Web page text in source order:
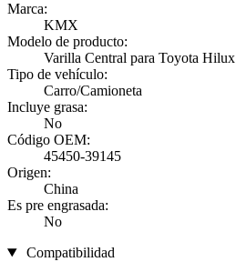
Marca:
KMX
Modelo de producto:
Varilla Central para Toyota Hilux
Tipo de vehículo:
Carro/Camioneta
Incluye grasa:
No
Código OEM:
45450-39145
Origen:
China
Es pre engrasada:
No
Compatibilidad